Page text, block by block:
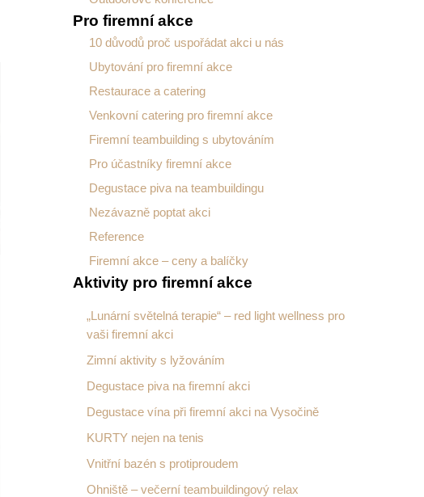
Pro firemní akce
10 důvodů proč uspořádat akci u nás
Ubytování pro firemní akce
Restaurace a catering
Venkovní catering pro firemní akce
Firemní teambuilding s ubytováním
Pro účastníky firemní akce
Degustace piva na teambuildingu
Nezávazně poptat akci
Reference
Firemní akce – ceny a balíčky
Aktivity pro firemní akce
„Lunární světelná terapie“ – red light wellness pro
vaši firemní akci
Zimní aktivity s lyžováním
Degustace piva na firemní akci
Degustace vína při firemní akci na Vysočině
KURTY nejen na tenis
Vnitřní bazén s protiproudem
Ohniště – večerní teambuildingový relax